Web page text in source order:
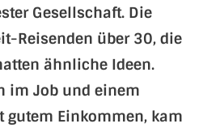
Gesellschaft. Die
Reisenden über 30, die
ähnliche Ideen.
im Job und einem
gutem Einkommen, kam